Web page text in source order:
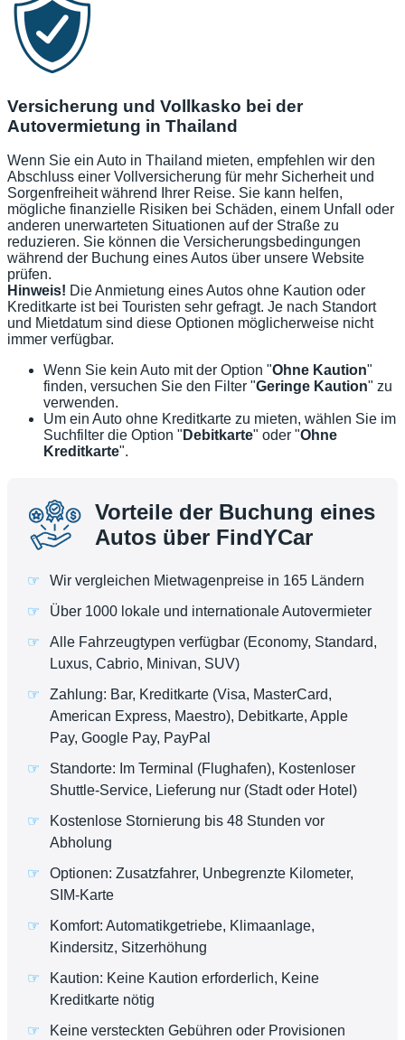
Versicherung und Vollkasko bei der
Autovermietung in Thailand
Wenn Sie ein Auto in Thailand mieten, empfehlen wir den
Abschluss einer Vollversicherung für mehr Sicherheit und
Sorgenfreiheit während Ihrer Reise. Sie kann helfen,
mögliche finanzielle Risiken bei Schäden, einem Unfall oder
anderen unerwarteten Situationen auf der Straße zu
reduzieren. Sie können die Versicherungsbedingungen
während der Buchung eines Autos über unsere Website
prüfen.
Hinweis! Die Anmietung eines Autos ohne Kaution oder
Kreditkarte ist bei Touristen sehr gefragt. Je nach Standort
und Mietdatum sind diese Optionen möglicherweise nicht
immer verfügbar.
Wenn Sie kein Auto mit der Option "Ohne Kaution"
finden, versuchen Sie den Filter "Geringe Kaution" zu
verwenden.
Um ein Auto ohne Kreditkarte zu mieten, wählen Sie im
Suchfilter die Option " Debitkarte" oder "Ohne
Kreditkarte".
Vorteile der Buchung eines
Autos über FindYCar
Wir vergleichen Mietwagenpreise in 165 Ländern
Über 1000 lokale und internationale Autovermieter
Alle Fahrzeugtypen verfügbar (Economy, Standard,
Luxus, Cabrio, Minivan, SUV)
Zahlung: Bar, Kreditkarte (Visa, MasterCard,
American Express, Maestro), Debitkarte, Apple
Pay, Google Pay, PayPal
Standorte: Im Terminal (Flughafen), Kostenloser
Shuttle-Service, Lieferung nur (Stadt oder Hotel)
Kostenlose Stornierung bis 48 Stunden vor
Abholung
Optionen: Zusatzfahrer, Unbegrenzte Kilometer,
SIM-Karte
Komfort: Automatikgetriebe, Klimaanlage,
Kindersitz, Sitzerhöhung
Kaution: Keine Kaution erforderlich, Keine
Kreditkarte nötig
Keine versteckten Gebühren oder Provisionen